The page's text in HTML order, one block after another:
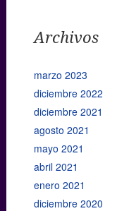
Archivos
marzo 2023
diciembre 2022
diciembre 2021
agosto 2021
mayo 2021
abril 2021
enero 2021
diciembre 2020